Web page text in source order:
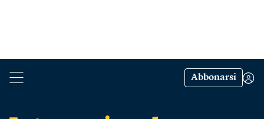
Abbonarsi